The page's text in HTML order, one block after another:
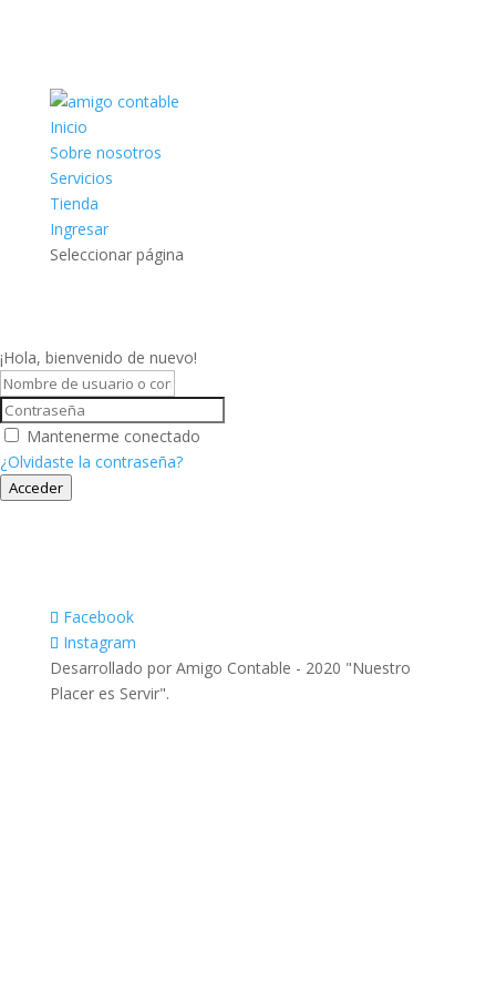
Inicio
Sobre nosotros
Servicios
Tienda
Ingresar
Seleccionar página
¡Hola, bienvenido de nuevo!
Mantenerme conectado
¿Olvidaste la contraseña?
Acceder
Facebook
Instagram
Desarrollado por Amigo Contable - 2020 "Nuestro
Placer es Servir".